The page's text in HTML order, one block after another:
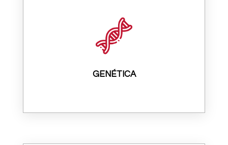
GENÉTICA